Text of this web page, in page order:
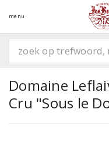
menu
Domaine
Cru "Sous le